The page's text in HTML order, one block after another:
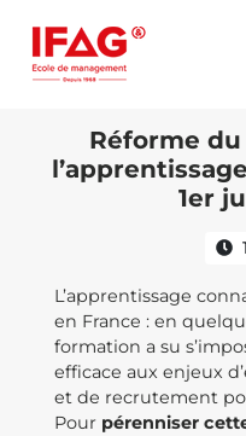
Réforme
1er
L’apprentissage
en France : en
formation a su
efficace aux enjeux
et de recrutement
Pour pérenniser